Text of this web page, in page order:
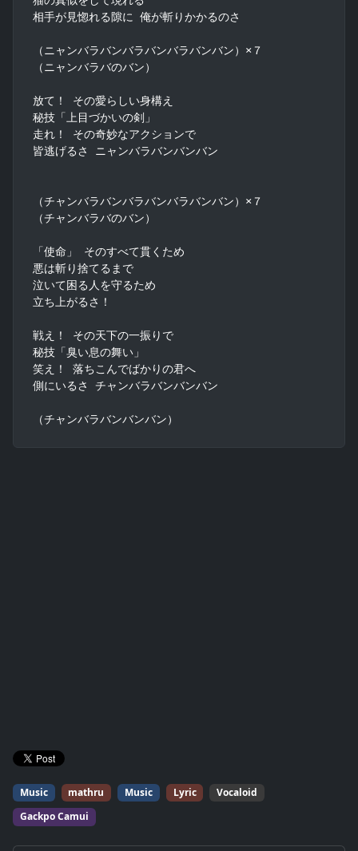
相手が見惚れる隙に 俺が斬りかかるのさ
（ニャンバラバンバラバンバラバンバン）×７
（ニャンバラバのバン）
放て！ その愛らしい身構え
秘技「上目づかいの剣」
走れ！ その奇妙なアクションで
皆逃げるさ ニャンバラバンバンバン
（チャンバラバンバラバンバラバンバン）×７
（チャンバラバのバン）
「使命」 そのすべて貫くため
悪は斬り捨てるまで
泣いて困る人を守るため
立ち上がるさ！
戦え！ その天下の一振りで
秘技「臭い息の舞い」
笑え！ 落ちこんでばかりの君へ
側にいるさ チャンバラバンバンバン
（チャンバラバンバンバン）
Music mathru Music Lyric
Vocaloid
Gackpo Camui